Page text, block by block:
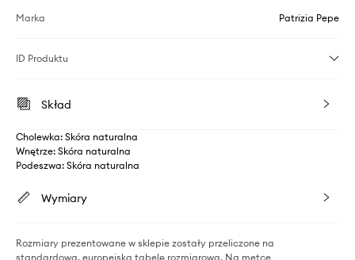
Marka Patrizia Pepe
ID Produktu
Skład
Cholewka: Skóra naturalna
Wnętrze: Skóra naturalna
Podeszwa: Skóra naturalna
Wymiary
Rozmiary prezentowane w sklepie zostały przeliczone na
standardową, europejską tabelę rozmiarową. Na metce